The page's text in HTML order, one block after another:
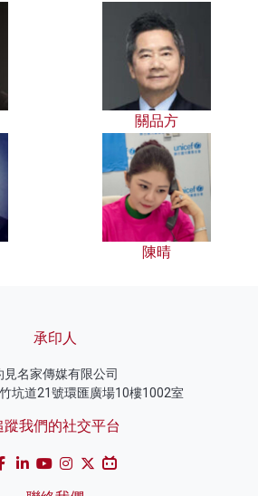
關品方
陳晴
承印人
見名家傳媒有限公司
坑道21號環匯廣場10樓1002室
蹤我們的社交平台